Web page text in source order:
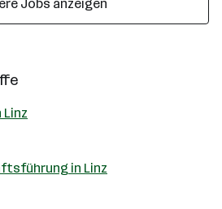
Jobs anzeigen
Linz
in Linz